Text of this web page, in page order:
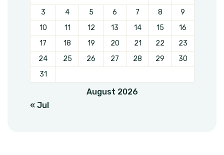
August 2026
3
4 5 6 7 8
9
10
11 12 13 14 15
16
17
18 19 20 21 22
23
24
25 26 27 28 29
30
31
« Jul